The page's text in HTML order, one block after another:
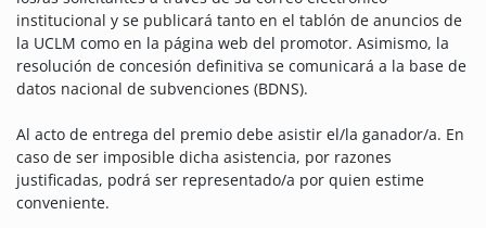
institucional y se publicará tanto en el tablón de anuncios de
la UCLM como en la página web del promotor. Asimismo, la
resolución de concesión definitiva se comunicará a la base de
datos nacional de subvenciones (BDNS).
Al acto de entrega del premio debe asistir el/la ganador/a. En
caso de ser imposible dicha asistencia, por razones
justificadas, podrá ser representado/a por quien estime
conveniente.